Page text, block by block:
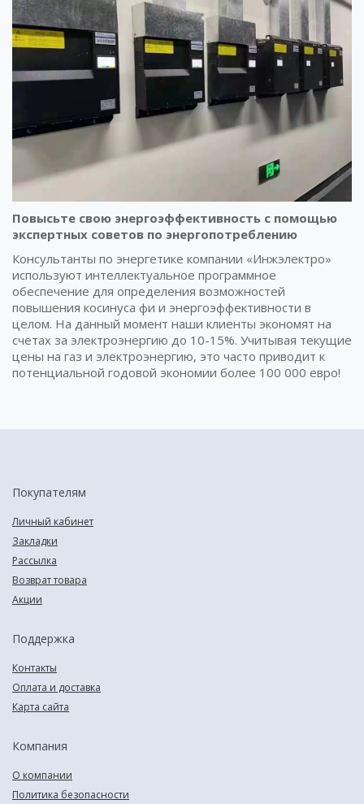
Повысьте свою энергоэффективность с помощью
экспертных советов по энергопотреблению
Консультанты по энергетике компании «Инжэлектро»
используют интеллектуальное программное
обеспечение для определения возможностей
повышения косинуса фи и энергоэффективности в
целом. На данный момент наши клиенты экономят на
счетах за электроэнергию до 10-15%. Учитывая текущие
цены на газ и электроэнергию, это часто приводит к
потенциальной годовой экономии более 100 000 евро!
Покупателям
Личный кабинет
Закладки
Рассылка
Возврат товара
Акции
Поддержка
Контакты
Оплата и доставка
Карта сайта
Компания
О компании
Политика безопасности